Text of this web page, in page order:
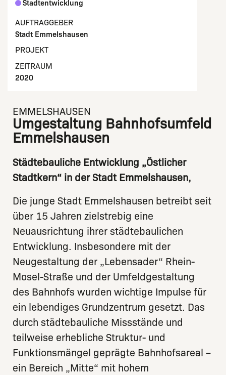
Stadtentwicklung
AUFTRAGGEBER
Stadt Emmelshausen
PROJEKT
ZEITRAUM
2020
EMMELSHAUSEN
Umgestaltung Bahnhofsumfeld
Emmelshausen
Städtebauliche Entwicklung „Östlicher
Stadtkern“ in der Stadt Emmelshausen,
Die junge Stadt Emmelshausen betreibt seit
über 15 Jahren zielstrebig eine
Neuausrichtung ihrer städtebaulichen
Entwicklung. Insbesondere mit der
Neugestaltung der „Lebensader“ Rhein-
Mosel-Straße und der Umfeldgestaltung
des Bahnhofs wurden wichtige Impulse für
ein lebendiges Grundzentrum gesetzt. Das
durch städtebauliche Missstände und
teilweise erhebliche Struktur- und
Funktionsmängel geprägte Bahnhofsareal –
ein Bereich „Mitte“ mit hohem